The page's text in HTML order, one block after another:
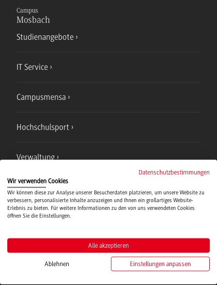
Campus
Mosbach
Studienangebote
IT Service
Campusmensa
Hochschulsport
Verwaltung
Campus
Studienangebote
Datenschutzbestimmungen
Wir verwenden Cookies
Wir können diese zur Analyse unserer Besucherdaten platzieren, um unsere Website zu
verbessern, personalisierte Inhalte anzuzeigen und Ihnen ein großartiges Website-
Erlebnis zu bieten. Für weitere Informationen zu den von uns verwendeten Cookies
öffnen Sie die Einstellungen.
Alle akzeptieren
Ablehnen Einstellungen anpassen